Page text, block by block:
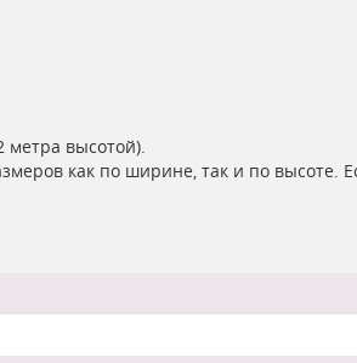
метра высотой).
как по ширине, так и по высоте.